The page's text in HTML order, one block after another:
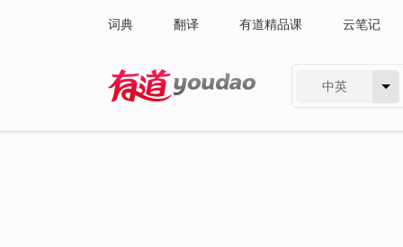
词典 翻译 有道精品课 云笔记
中英